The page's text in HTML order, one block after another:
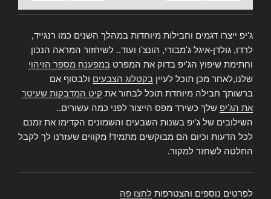
ג'יפ ייצרו דגמים וחבילות מיוחדות במהלך השנים כמו רנגייד,
לרדו, גולדן-איגל ג'מבורי, הונצ'ו ועוד.. לשיחזור המראה הנכון
וחתימת שיפוץ הג'יפ בדוק את המפרט במפענח מספר הזיהוי
שלנו,לאחר מכן תוכל לעיין בקטלוג הצבעים ולבסוף אם
ברשותך חבילה מיוחדת תוכל לבחור את קיט המדבקות שעיטר
את הג'יפ שלך כשירד מפס הייצור לפני כמה עשורים..
השילובים של ג'יפ בשנות השבעים והשמונים הקדימו את זמנם
לכל הדעות וכיום הם מבוקשים מתמיד! מקווים שעזרנו לך לקבל
החלטה לשחזר למקור.
לפרטים נוספים והצטרפות לחצו פה